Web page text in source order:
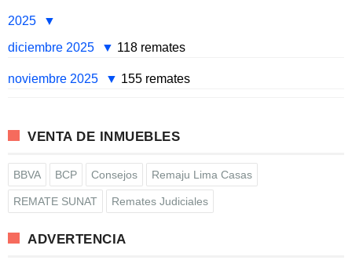
2025
diciembre 2025
118 remates
noviembre 2025 155 remates
VENTA DE INMUEBLES
BBVA BCP Consejos Remaju Lima Casas
REMATE SUNAT Remates Judiciales
ADVERTENCIA